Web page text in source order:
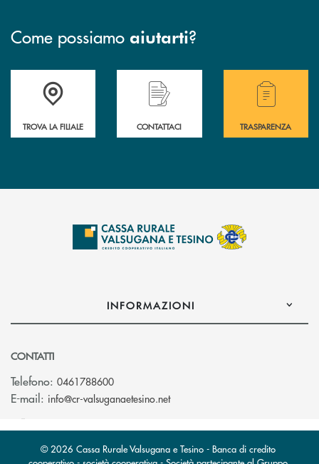
Come possiamo aiutarti?
Accedi all' elenco completo delle filiali .
TROVA LA FILIALE
Hai bisogno di assistenza immediata?
CONTATTACI
Hai bisogno di
TRASPARENZA
INFORMAZIONI
CONTATTI
Telefono: 0461788600
E-mail: info@cr-valsuganaetesino.net(si apre l’app di posta
© 2026 Cassa Rurale Valsugana e Tesino - Banca di credito